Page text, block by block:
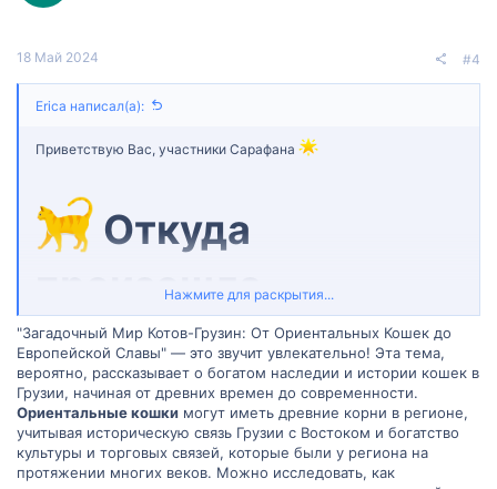
18 Май 2024 #4
Erica написал(а):
Приветствую Вас, участники Сарафана
‍ Откуда
произошла
популярность
"Котов-грузин"?
В мире интернета, одним из самых популярных запросов на
Нажмите для раскрытия...
"Загадочный Мир Котов-Грузин: От Ориентальных Кошек до
Европейской Славы" — это звучит увлекательно! Эта тема,
вероятно, рассказывает о богатом наследии и истории кошек в
Грузии, начиная от древних времен до современности.
Ориентальные кошки могут иметь древние корни в регионе,
учитывая историческую связь Грузии с Востоком и богатство
культуры и торговых связей, которые были у региона на
протяжении многих веков. Можно исследовать, как